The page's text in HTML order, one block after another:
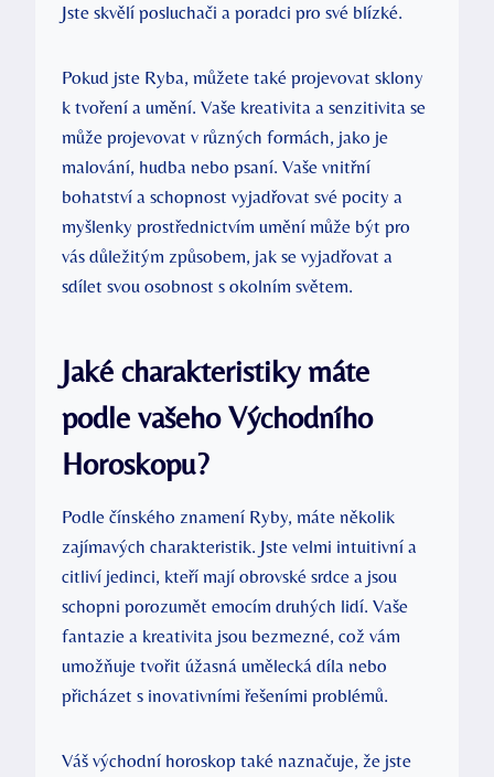
Jste skvělí posluchači a poradci pro své blízké.
Pokud jste Ryba, můžete také projevovat sklony
k tvoření a umění. Vaše kreativita a senzitivita se
může projevovat v různých formách, jako je
malování, hudba nebo psaní. Vaše vnitřní
bohatství a schopnost vyjadřovat své pocity a
myšlenky prostřednictvím umění může být pro
vás důležitým způsobem, jak se vyjadřovat a
sdílet svou osobnost s okolním světem.
Jaké charakteristiky máte
podle vašeho Východního
Horoskopu?
Podle čínského znamení Ryby, máte několik
zajímavých charakteristik. Jste velmi intuitivní a
citliví jedinci, kteří mají obrovské srdce a jsou
schopni porozumět emocím druhých lidí. Vaše
fantazie a kreativita jsou bezmezné, což vám
umožňuje tvořit úžasná umělecká díla nebo
přicházet s inovativními řešeními problémů.
Váš východní horoskop také naznačuje, že jste